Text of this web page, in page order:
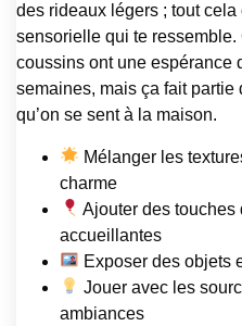
des rideaux légers ; tout
sensorielle qui te
coussins ont une espérance
semaines, mais ça fait partie
qu’on se sent à la maison.
Mélanger les
charme
Ajouter des touches
accueillantes
Exposer des objets
Jouer avec les
ambiances